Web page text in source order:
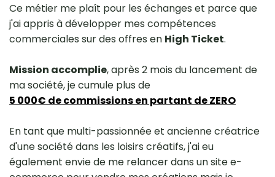
Ce métier me plaît pour les échanges et parce que
j'ai appris à développer mes compétences
commerciales sur des offres en High Ticket.
Mission accomplie, après 2 mois du lancement de
ma société, je cumule plus de
5 000€ de commissions en partant de ZERO
En tant que multi-passionnée et ancienne créatrice
d'une société dans les loisirs créatifs, j'ai eu
également envie de me relancer dans un site e-